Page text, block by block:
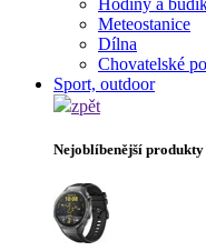
Hodiny a
Meteostanice
Dílna
Chovatelské
Sport, outdoor
zpět
Nejoblíbenější produkty